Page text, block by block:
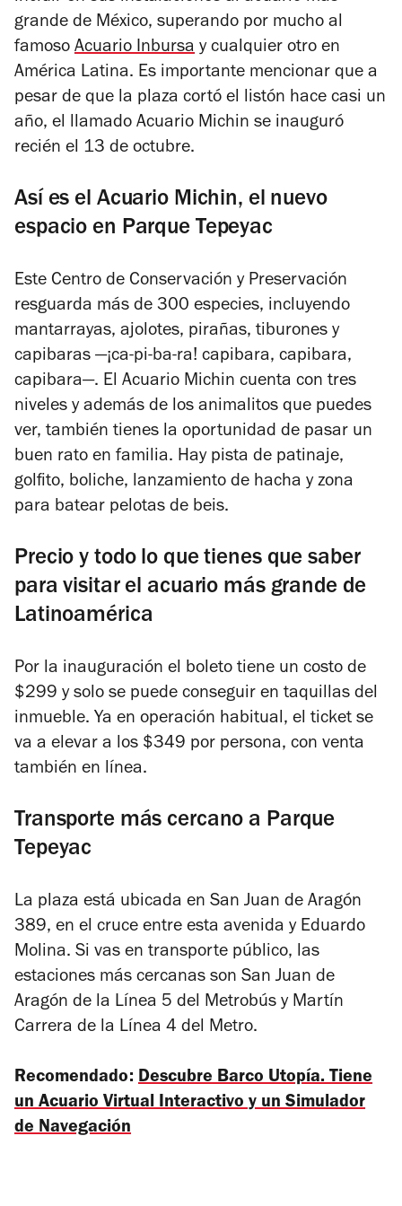
grande de México, superando por mucho al
famoso Acuario Inbursa y cualquier otro en
América Latina. Es importante mencionar que a
pesar de que la plaza cortó el listón hace casi un
año, el llamado Acuario Michin se inauguró
recién el 13 de octubre.
Así es el Acuario Michin, el nuevo
espacio en Parque Tepeyac
Este Centro de Conservación y Preservación
resguarda más de 300 especies, incluyendo
mantarrayas, ajolotes, pirañas, tiburones y
capibaras —¡ca-pi-ba-ra! capibara, capibara,
capibara—. El Acuario Michin cuenta con tres
niveles y además de los animalitos que puedes
ver, también tienes la oportunidad de pasar un
buen rato en familia. Hay pista de patinaje,
golfito, boliche, lanzamiento de hacha y zona
para batear pelotas de beis.
Precio y todo lo que tienes que saber
para visitar el acuario más grande de
Latinoamérica
Por la inauguración el boleto tiene un costo de
$299 y solo se puede conseguir en taquillas del
inmueble. Ya en operación habitual, el ticket se
va a elevar a los $349 por persona, con venta
también en línea.
Transporte más cercano a Parque
Tepeyac
La plaza está ubicada en San Juan de Aragón
389, en el cruce entre esta avenida y Eduardo
Molina. Si vas en transporte público, las
estaciones más cercanas son San Juan de
Aragón de la Línea 5 del Metrobús y Martín
Carrera de la Línea 4 del Metro.
Recomendado: Descubre Barco Utopía. Tiene
un Acuario Virtual Interactivo y un Simulador
de Navegación